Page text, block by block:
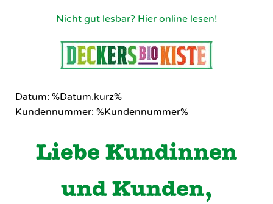
Nicht gut lesbar? Hier online lesen!
Datum: %Datum.kurz%
Kundennummer: %Kundennummer%
Liebe Kundinnen
und Kunden,